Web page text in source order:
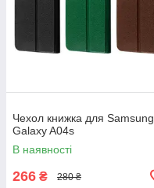
Чехол книжка для Samsung
Galaxy A04s
В наявності
266 ₴ 280 ₴